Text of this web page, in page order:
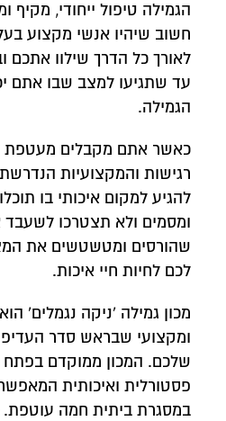
הגמילה טיפול ייחודי, מקיף
חשוב שיהיו אנשי מקצוע
לאורך כל הדרך שילוו אתכם
עד שתגיעו למצב שבו אתם
הגמילה.
כאשר אתם מקבלים מעטפת
רגישות והמקצועיות
להגיע למקום איכותי בו
ומסמים ולא תצטרכו לשעבד
שהורסים ומטשטשים את
לכם לחיות חיי איכות.
מכון גמילה 'ניקה נגמלים'
ומקצועי שבראש סדר
שלכם. המכון ממוקדם בפתח
פסטורלית ואיכותית
במסגרת ביתית חמה עוטפת.